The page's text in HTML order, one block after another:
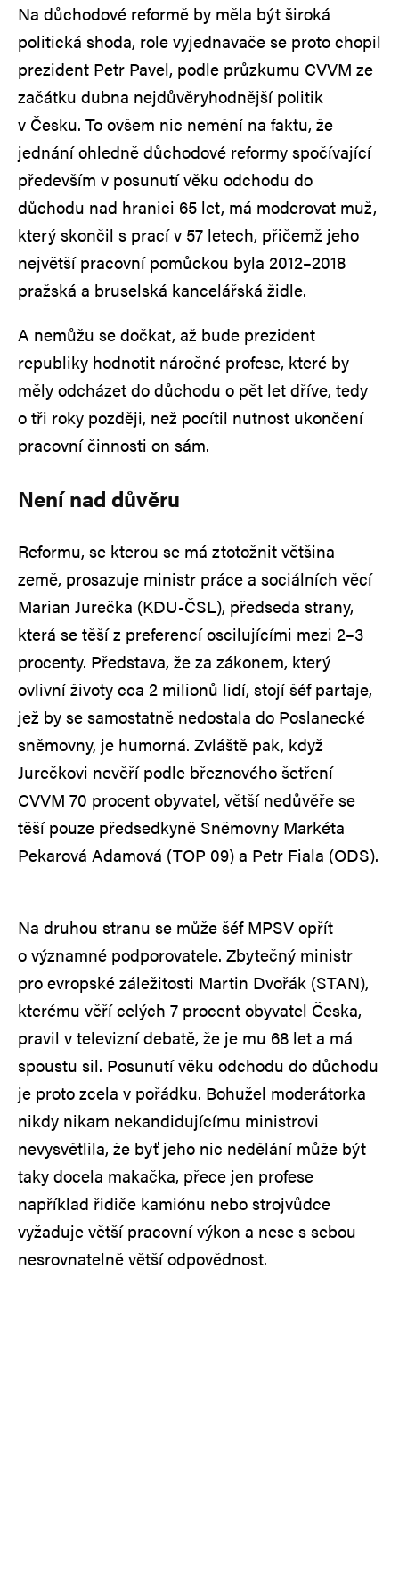
Na důchodové reformě by měla být široká
politická shoda, role vyjednavače se proto chopil
prezident Petr Pavel, podle průzkumu CVVM ze
začátku dubna nejdůvěryhodnější politik
v Česku. To ovšem nic nemění na faktu, že
jednání ohledně důchodové reformy spočívající
především v posunutí věku odchodu do
důchodu nad hranici 65 let, má moderovat muž,
který skončil s prací v 57 letech, přičemž jeho
největší pracovní pomůckou byla 2012–2018
pražská a bruselská kancelářská židle.
A nemůžu se dočkat, až bude prezident
republiky hodnotit náročné profese, které by
měly odcházet do důchodu o pět let dříve, tedy
o tři roky později, než pocítil nutnost ukončení
pracovní činnosti on sám.
Není nad důvěru
Reformu, se kterou se má ztotožnit většina
země, prosazuje ministr práce a sociálních věcí
Marian Jurečka (KDU-ČSL), předseda strany,
která se těší z preferencí oscilujícími mezi 2–3
procenty. Představa, že za zákonem, který
ovlivní životy cca 2 milionů lidí, stojí šéf partaje,
jež by se samostatně nedostala do Poslanecké
sněmovny, je humorná. Zvláště pak, když
Jurečkovi nevěří podle březnového šetření
CVVM 70 procent obyvatel, větší nedůvěře se
těší pouze předsedkyně Sněmovny Markéta
Pekarová Adamová (TOP 09) a Petr Fiala (ODS).
Na druhou stranu se může šéf MPSV opřít
o významné podporovatele. Zbytečný ministr
pro evropské záležitosti Martin Dvořák (STAN),
kterému věří celých 7 procent obyvatel Česka,
pravil v televizní debatě, že je mu 68 let a má
spoustu sil. Posunutí věku odchodu do důchodu
je proto zcela v pořádku. Bohužel moderátorka
nikdy nikam nekandidujícímu ministrovi
nevysvětlila, že byť jeho nic nedělání může být
taky docela makačka, přece jen profese
například řidiče kamiónu nebo strojvůdce
vyžaduje větší pracovní výkon a nese s sebou
nesrovnatelně větší odpovědnost.